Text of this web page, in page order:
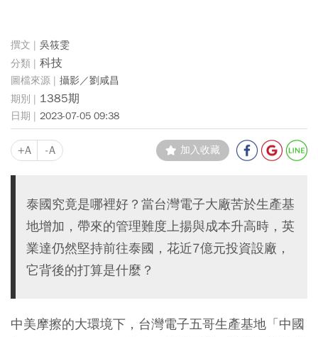
吳筱雯
科技
攝影／劉咸昌
1385期
2023-07-05 09:38
+A -A 加入收藏
泰國究竟是哪裡好？當台灣電子大廠苦於生產基
地增加，帶來的管理難度上揚與成本升高時，英
業達仍然堅持前往泰國，花近7億元投資設廠，
它背後的打算是什麼？
中美摩擦的大環境下，台灣電子五哥生產基地「中國